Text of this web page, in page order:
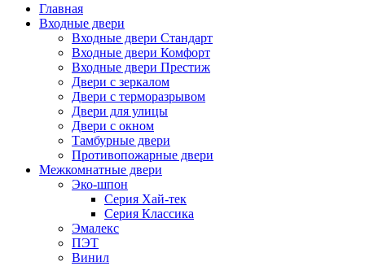
Главная
Входные двери
Входные двери Стандарт
Входные двери Комфорт
Входные двери Престиж
Двери с зеркалом
Двери с терморазрывом
Двери для улицы
Двери с окном
Тамбурные двери
Противопожарные двери
Межкомнатные двери
Эко-шпон
Серия Хай-тек
Серия Классика
Эмалекс
ПЭТ
Винил